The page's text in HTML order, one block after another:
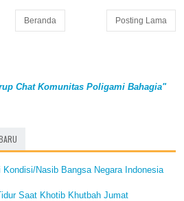
Posting Lama
Beranda
Chat Komunitas Poligami Bahagia"
Nasib Bangsa Negara Indonesia
Saat Khotib Khutbah Jumat